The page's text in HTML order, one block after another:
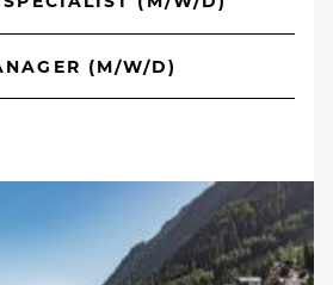
(M/W/D)